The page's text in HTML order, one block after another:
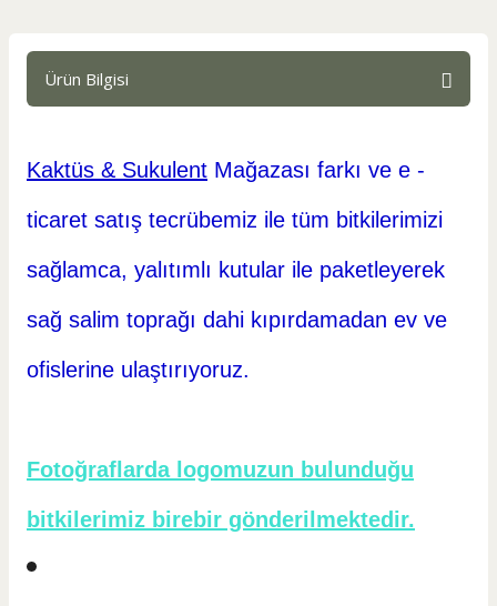
Ürün Bilgisi
Kaktüs & Sukulent Mağazası farkı ve e -
ticaret satış tecrübemiz ile tüm bitkilerimizi
sağlamca, yalıtımlı kutular ile paketleyerek
sağ salim toprağı dahi kıpırdamadan ev ve
ofislerine ulaştırıyoruz.
Fotoğraflarda logomuzun bulunduğu
bitkilerimiz birebir gönderilmektedir.